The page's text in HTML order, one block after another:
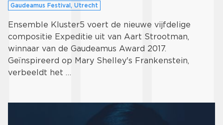
Gaudeamus Festival, Utrecht
Ensemble Kluster5 voert de nieuwe vijfdelige
compositie Expeditie uit van Aart Strootman,
winnaar van de Gaudeamus Award 2017.
Geïnspireerd op Mary Shelley's Frankenstein,
verbeeldt het …